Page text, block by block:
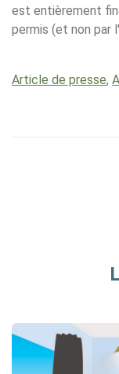
est entièrement
permis (et non par
Article de presse,